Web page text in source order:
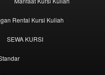
Rental Kursi Kuliah
SEWA KURSI